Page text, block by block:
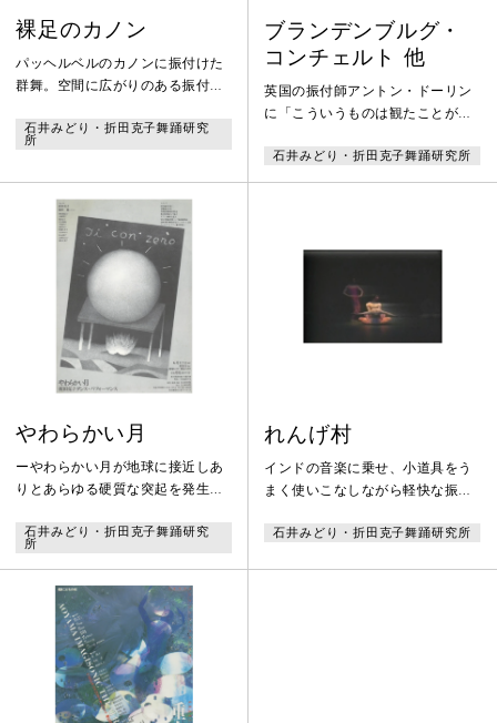
裸足のカノン
パッヘルベルのカノンに振付けた
群舞。空間に広がりのある振付に
の少女達の戯れが清々しい。音楽
を伴奏として扱うことなく音楽と
である。
石井みどり・折田克子舞踊研究
所
ブランデンブルグ・
コンチェルト 他
英国の振付師アントン・ドーリン
に「こういうものは観たことがな
作曲したのではないか」といわし
めた。それが石井みどりのブラン
リズムの取り方、「溜め」(リズム
「盗み音」があること、「動中の
静であること」、これは日本の伝
統的な音のとりかたでもある。本
石井みどり・折田克子舞踊研究所
やわらかい月
ーやわらかい月が地球に接近しあ
りとあらゆる硬質な突起を発生さ
ころの記憶を人類はほんとうに喪
失してしまったのだろうか。
石井みどり・折田克子舞踊研究
所
れんげ村
インドの音楽に乗せ、小道具をう
まく使いこなしながら軽快な振付
動きの特徴を存分に見ることがで
石井みどり・折田克子舞踊研究所